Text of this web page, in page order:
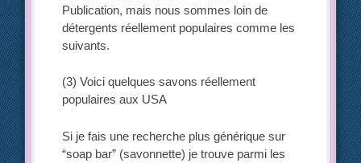
Publication, mais nous sommes loin de
détergents réellement populaires comme les
suivants.
(3) Voici quelques savons réellement
populaires aux USA
Si je fais une recherche plus générique sur
“soap bar” (savonnette) je trouve parmi les